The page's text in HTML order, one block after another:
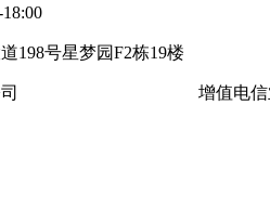
198号星梦园F2栋19楼
增值电